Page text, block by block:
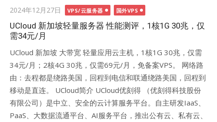
Posted
on
2024年12月27日 VPS/云服务器 国外VPS
UCloud 新加坡轻量服务器 性能测评，1核1G 30兆，仅
需34元/月
UCloud 新加坡 大带宽 轻量应用云主机，1核1G 30兆，仅需
34元/月；2核4G 30兆，仅需69元/月，免备案VPS。 网络路
由：去程都是绕路美国，回程到电信和联通绕路美国，回程到
移动是直连。 UCloud简介 UCloud优刻得 （优刻得科技股份
有限公司）是中立、安全的云计算服务平台。自主研发IaaS、
PaaS、大数据流通平台、AI服务平台，推出公有云、私有云、